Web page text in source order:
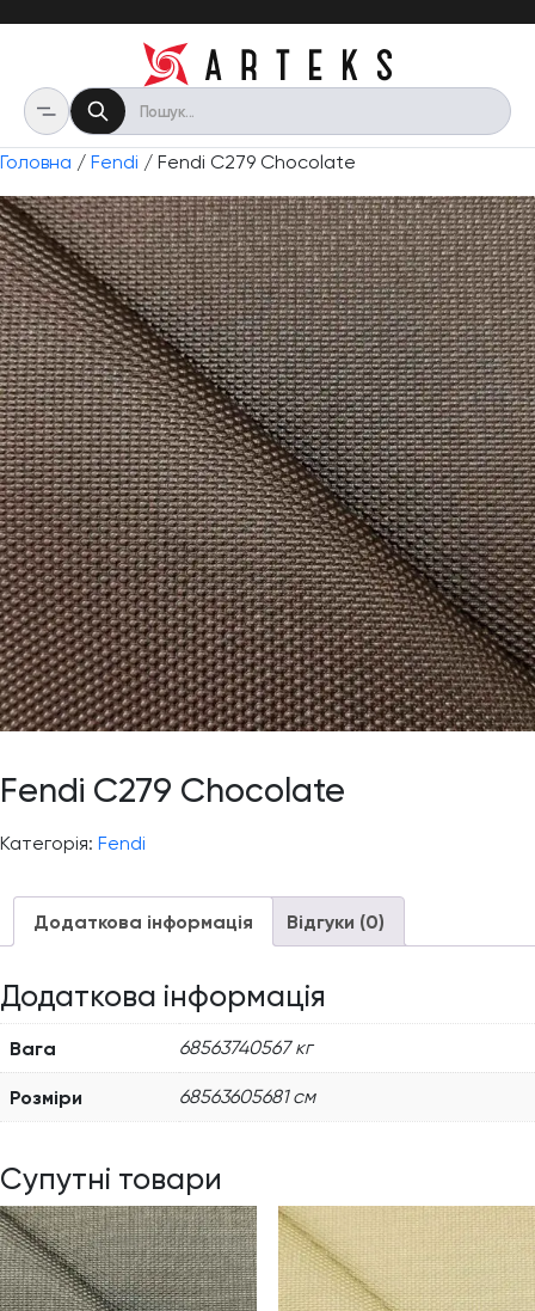
Головна / Fendi / Fendi C279 Chocolate
Fendi C279 Chocolate
Категорія: Fendi
Додаткова інформація Відгуки (0)
Додаткова інформація
Вага 68563740567 кг
Розміри 68563605681 см
Супутні товари